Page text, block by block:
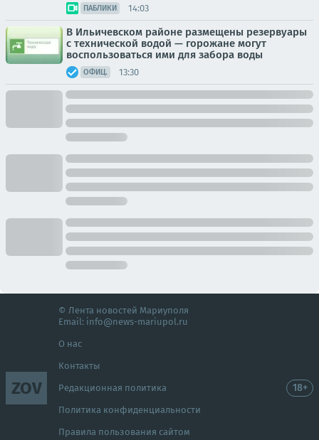
ПАБЛИКИ 14:03
В Ильичевском районе размещены резервуары
с технической водой — горожане могут
воспользоваться ими для забора воды
ОФИЦ. 13:30
ZOV
© Лента новостей Мариуполя
Email: info@news-mariupol.ru
О нас
Контакты
Редакционная политика
Политика конфиденциальности
Правила пользования сайтом
18+